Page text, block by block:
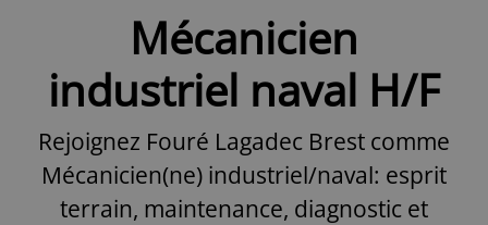
Mécanicien
industriel naval H/F
Rejoignez Fouré Lagadec Brest comme
Mécanicien(ne) industriel/naval: esprit
terrain, maintenance, diagnostic et